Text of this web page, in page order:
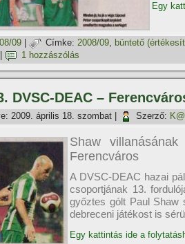
Egy
09 Címke: 2008/09, büntető
1 hozzászólás
DVSC-DEAC –
2009. április 18. szombat Szerző:
Shaw
Ferencváros
A DVSC-DEAC hazai
csoportjának 13.
győztes gólt Paul Shaw
debreceni játékost is
Egy kattintás ide a